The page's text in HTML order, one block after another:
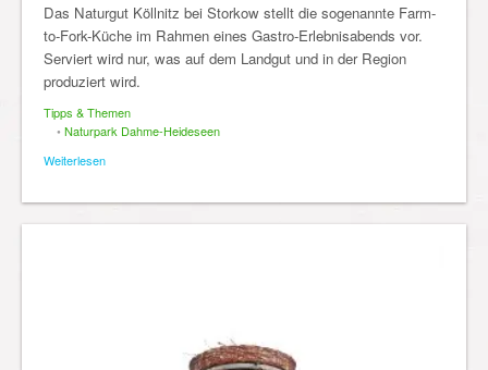
Das Naturgut Köllnitz bei Storkow stellt die sogenannte Farm-
to-Fork-Küche im Rahmen eines Gastro-Erlebnisabends vor.
Serviert wird nur, was auf dem Landgut und in der Region
produziert wird.
Tipps & Themen
• Naturpark Dahme-Heideseen
Weiterlesen